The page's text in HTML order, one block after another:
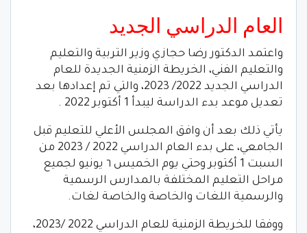
العام الدراسي الجديد
واعتمد الدكتور رضا حجازي وزير التربية والتعليم
والتعليم الفني، الخريطة الزمنية الجديدة للعام
الدراسي الجديد 2022/ 2023، والتي تم إعدادها بعد
تعديل موعد بدء الدراسة ليبدأ 1 أكتوبر 2022 .
يأتي ذلك بعد أن وافق المجلس الأعلي للتعليم قبل
الجامعي، على بدء العام الدراسي 2022 / 2023 من
السبت 1 أكتوبر وحتي يوم الخميس ٦ يونيو لجميع
مراحل التعليم المختلفة بالمدارس الرسمية
والرسمية اللغات والخاصة والخاصة لغات.
ووفقا للخريطة الزمنية للعام الدراسي 2022 /2023،